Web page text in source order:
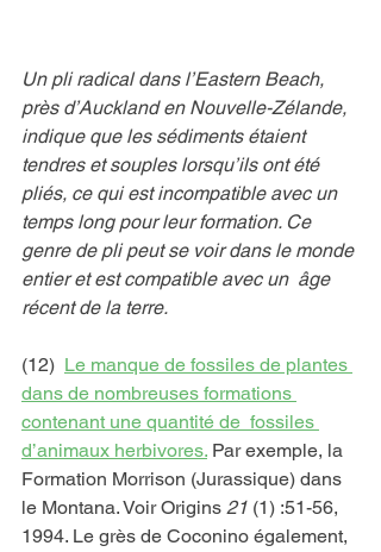
Un pli radical dans l’Eastern Beach,
près d’Auckland en Nouvelle-Zélande,
indique que les sédiments étaient
tendres et souples lorsqu’ils ont été
pliés, ce qui est incompatible avec un
temps long pour leur formation. Ce
genre de pli peut se voir dans le monde
entier et est compatible avec un  âge
récent de la terre.
(12) Le manque de fossiles de plantes
dans de nombreuses formations
contenant une quantité de  fossiles
d’animaux herbivores. Par exemple, la
Formation Morrison (Jurassique) dans
le Montana. Voir Origins 21 (1) :51-56,
1994. Le grès de Coconino également,